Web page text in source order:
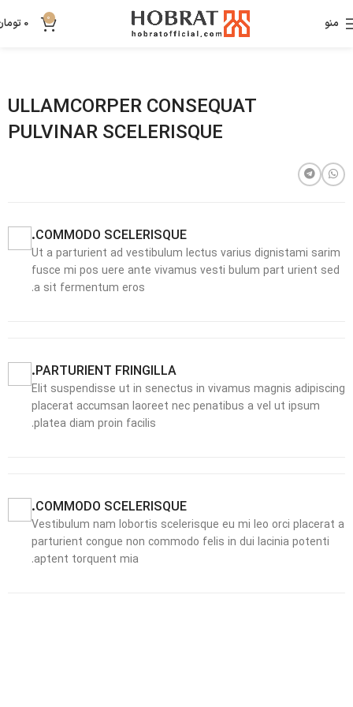
منو 0
0
ULLAMCORPER CONSEQUAT
PULVINAR SCELERISQUE
COMMODO SCELERISQUE.
Ut a parturient ad vestibulum lectus varius dignistami sarim
fusce mi pos uere ante vivamus vesti bulum part urient sed
a sit fermentum eros.
PARTURIENT FRINGILLA.
Elit suspendisse ut in senectus in vivamus magnis adipiscing
placerat accumsan laoreet nec penatibus a vel ut ipsum
platea diam proin facilis.
COMMODO SCELERISQUE.
Vestibulum nam lobortis scelerisque eu mi leo orci placerat a
parturient congue non commodo felis in dui lacinia potenti
aptent torquent mia.